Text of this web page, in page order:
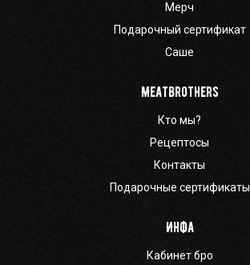
Мерч
Подарочный сертификат
Саше
Meatbrothers
Кто мы?
Рецептосы
Контакты
Подарочные сертификаты
Инфа
Кабинет бро